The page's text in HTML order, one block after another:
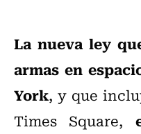
La nueva ley
armas en
York, y que
Times Square,